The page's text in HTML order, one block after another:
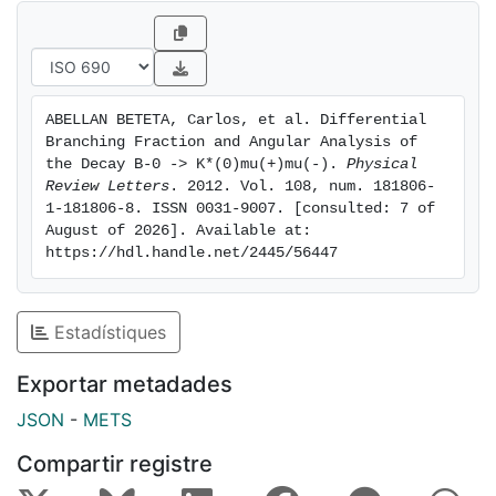
ABELLAN BETETA, Carlos, et al. Differential
Branching Fraction and Angular Analysis of
the Decay B-0 -> K*(0)mu(+)mu(-). Physical
Review Letters . 2012. Vol. 108, num. 181806-
1-181806-8. ISSN 0031-9007. [consulted: 7 of
August of 2026]. Available at:
https://hdl.handle.net/2445/56447
Estadístiques
Exportar metadades
JSON - METS
Compartir registre